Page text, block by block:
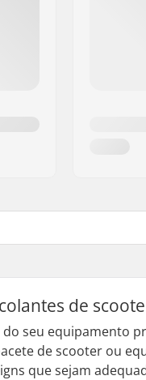
de
seu equipamento
de scooter ou
que sejam